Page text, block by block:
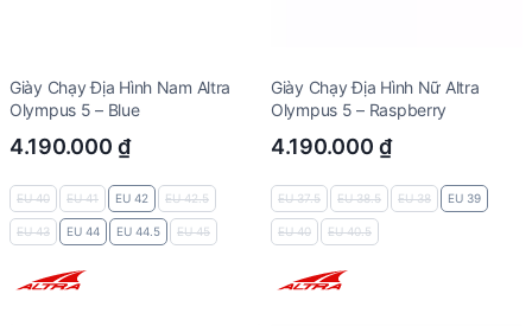
Giày Chạy Địa Hình Nam Altra
Olympus 5 – Blue
4.190.000 ₫
EU 40 EU 41 EU 42 EU 42.5
EU 43 EU 44 EU 44.5 EU 45
Giày Chạy Địa Hình Nữ Altra
Olympus 5 – Raspberry
4.190.000 ₫
EU 37.5 EU 38.5 EU 38 EU 39
EU 40 EU 40.5